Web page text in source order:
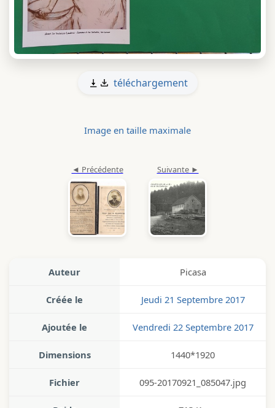
téléchargement
Image en taille maximale
Auteur Picasa
Créée le Jeudi 21 Septembre 2017
Ajoutée le Vendredi 22 Septembre 2017
Dimensions 1440*1920
Fichier 095-20170921_085047.jpg